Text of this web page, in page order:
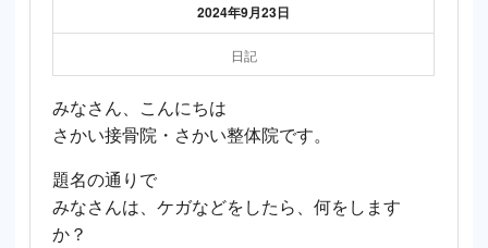
2024年9月23日
日記
みなさん、こんにちは
さかい接骨院・さかい整体院です。
題名の通りで
みなさんは、ケガなどをしたら、何をします
か？